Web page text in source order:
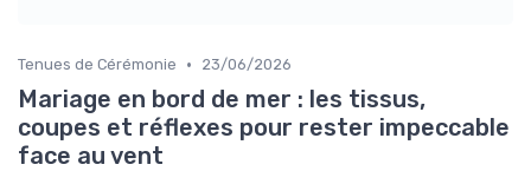
Tenues de Cérémonie • 23/06/2026
Mariage en bord de mer : les tissus,
coupes et réflexes pour rester impeccable
face au vent